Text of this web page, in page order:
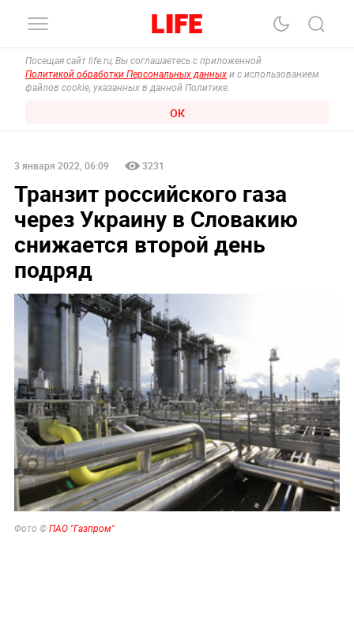
Посещая сайт life.ru, Вы соглашаетесь с приложенной
Политикой обработки Персональных данных и с использованием
файлов cookie, указанных в данной Политике.
ОК
3 января 2022, 06:09 3231
Транзит российского газа
через Украину в Словакию
снижается второй день
подряд
Фото © ПАО "Газпром"